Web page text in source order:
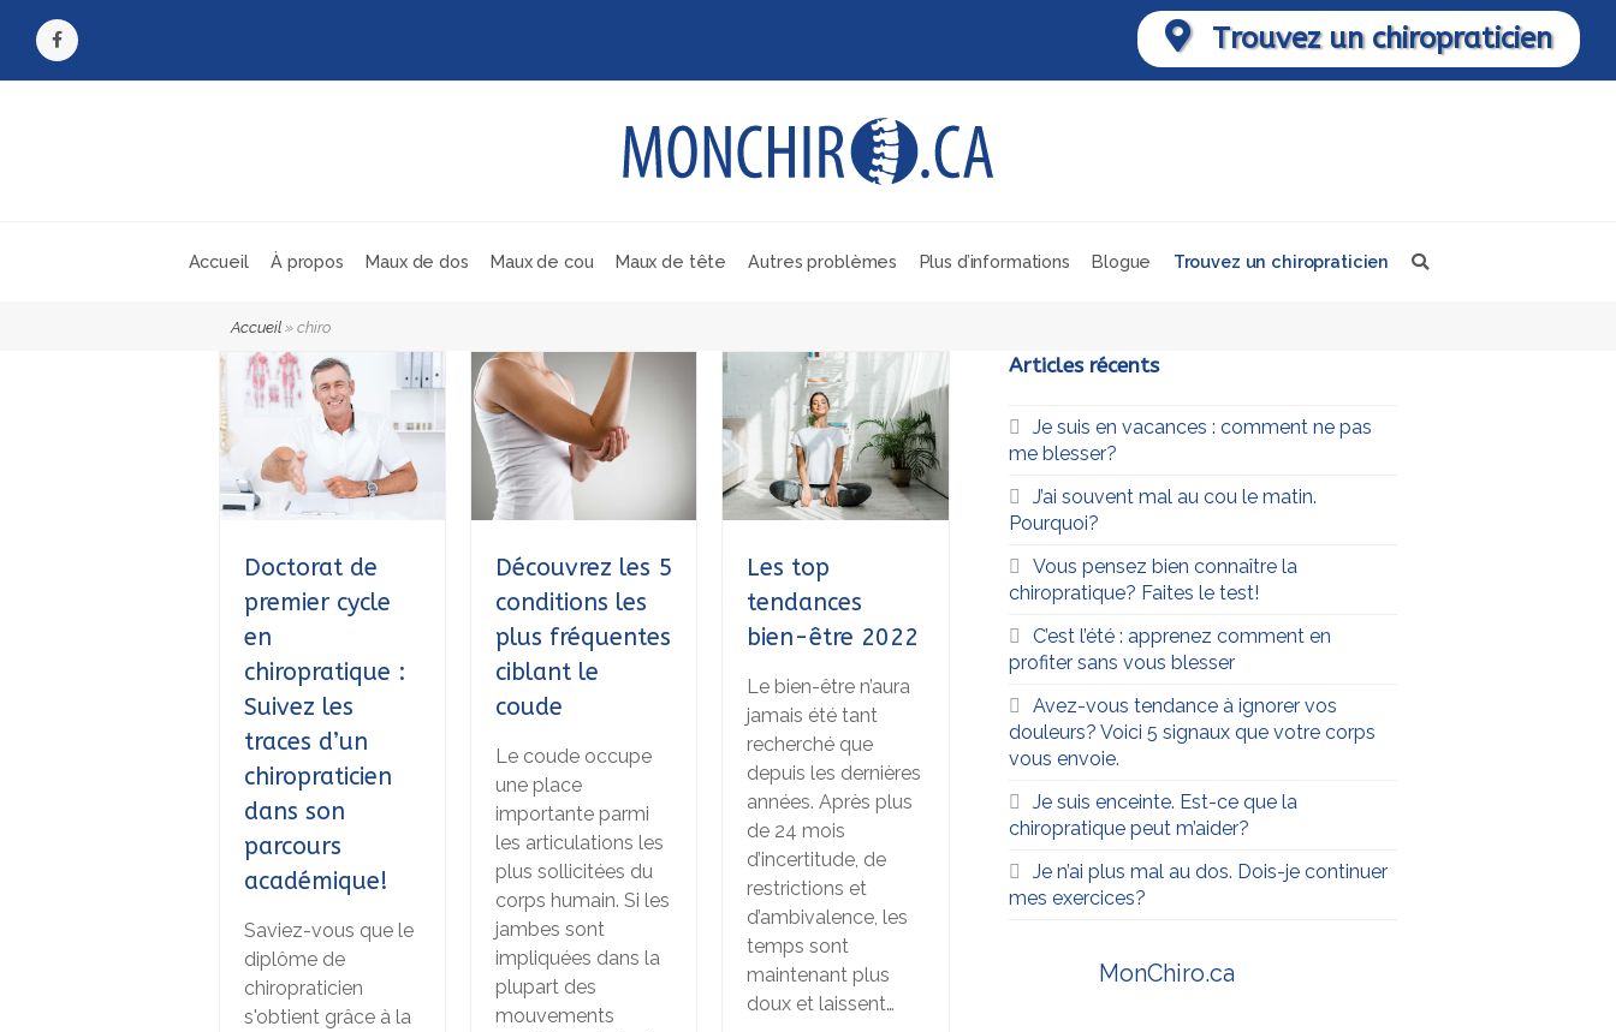
Trouvez un chiropraticien
Facebook
Accueil À propos Maux de dos Maux de cou Maux de tête Autres problèmes Plus d’informations Blogue Trouvez un chiropraticien
Accueil » chiro
Doctorat de
premier cycle
en
chiropratique :
Suivez les
traces d’un
chiropraticien
dans son
parcours
académique!
Saviez-vous que le
diplôme de
chiropraticien
s'obtient grâce à la
Découvrez les 5
conditions les
plus fréquentes
ciblant le
coude
Le coude occupe
une place
importante parmi
les articulations les
plus sollicitées du
corps humain. Si les
jambes sont
impliquées dans la
plupart des
mouvements
Les top
tendances
bien-être 2022
Le bien-être n’aura
jamais été tant
recherché que
depuis les dernières
années. Après plus
de 24 mois
d’incertitude, de
restrictions et
d’ambivalence, les
temps sont
maintenant plus
doux et laissent…
Articles récents
Je suis en vacances : comment ne pas
me blesser?
J’ai souvent mal au cou le matin.
Pourquoi?
Vous pensez bien connaître la
chiropratique? Faites le test!
C’est l’été : apprenez comment en
profiter sans vous blesser
Avez-vous tendance à ignorer vos
douleurs? Voici 5 signaux que votre corps
vous envoie.
Je suis enceinte. Est-ce que la
chiropratique peut m’aider?
Je n’ai plus mal au dos. Dois-je continuer
mes exercices?
MonChiro.ca